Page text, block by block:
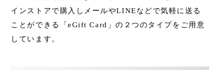
インストアで購入しメールやLINEなどで気軽に送る
ことができる「eGift Card」の２つのタイプをご用意
しています。